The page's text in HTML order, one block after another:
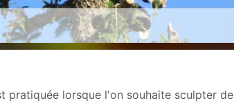
pratiquée lorsque l'on souhaite sculpter de